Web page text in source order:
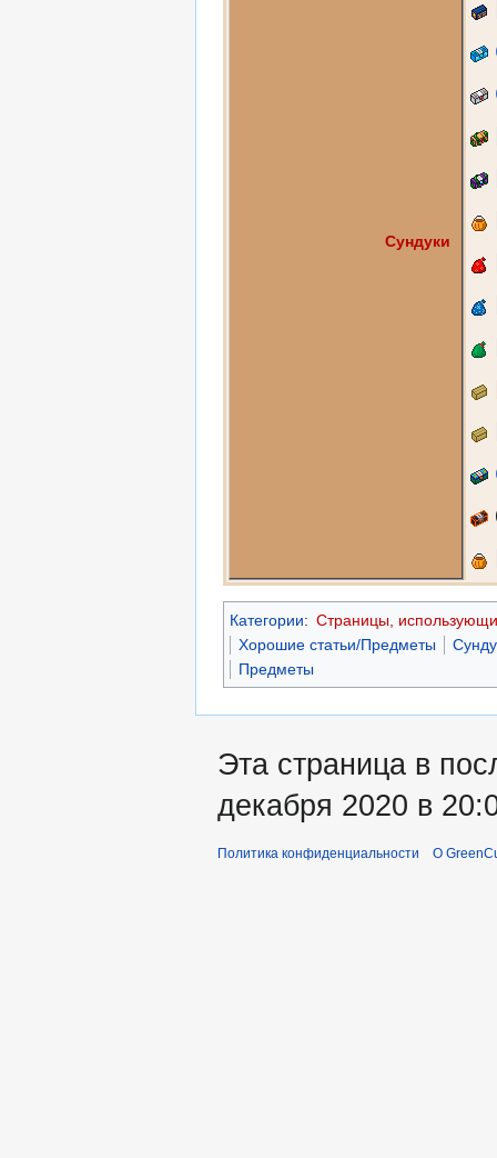
Сундуки
Категории: Страницы,
Хорошие статьи/Предметы
Предметы
Эта страница в
декабря 2020 в
Политика конфиденциальности О